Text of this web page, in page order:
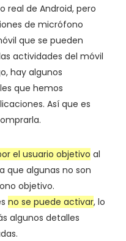
de Android, pero
de micrófono
que se pueden
actividades del móvil
hay algunos
que hemos
Así que es
el usuario objetivo al
que algunas no son
objetivo.
no se puede activar, lo
algunos detalles